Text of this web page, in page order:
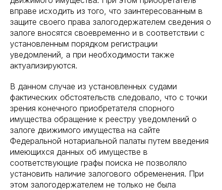
вправе исходить из того, что заинтересованным в
защите своего права залогодержателем сведения о
залоге вносятся своевременно и в соответствии с
установленным порядком регистрации
уведомлений, а при необходимости также
актуализируются.
В данном случае из установленных судами
фактических обстоятельств следовало, что с точки
зрения конечного приобретателя спорного
имущества обращение к реестру уведомлений о
залоге движимого имущества на сайте
Федеральной нотариальной палаты путем введения
имеющихся данных об имуществе в
соответствующие графы поиска не позволяло
установить наличие залогового обременения. При
этом залогодержателем не только не была